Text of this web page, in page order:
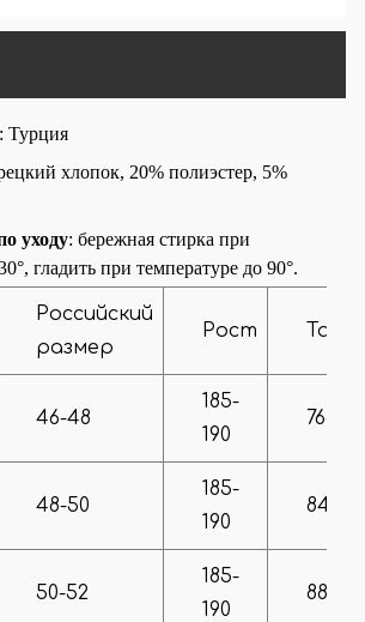
: Турция
хлопок, 20% полиэстер, 5%
уходу: бережная стирка при
гладить при температуре до 90°.
Российский
размер
Рост Талия
46-48
185-
190
76-80
48-50
185-
190
84-86
50-52
185-
190
88-90